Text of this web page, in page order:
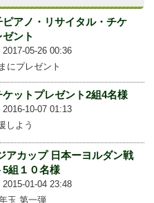
ピアノ・リサイタル・チケ
ント
05-26 00:36
にプレゼント
ケットプレゼント2組4名様
10-07 01:13
しよう
アカップ 日本ーヨルダン戦
組１０名様
01-04 23:48
玉 第一弾